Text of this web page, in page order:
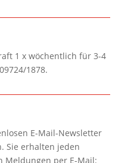
1 x wöchentlich für 3-4
1878.
E-Mail-Newsletter
Sie erhalten jeden
Meldungen per E-Mail: